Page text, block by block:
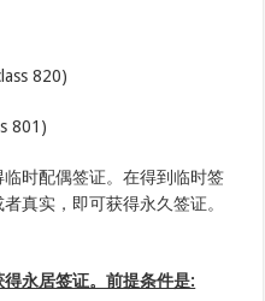
820)
801)
时配偶签证。在得到临时签
真实，即可获得永久签证。
永居签证。前提条件是: